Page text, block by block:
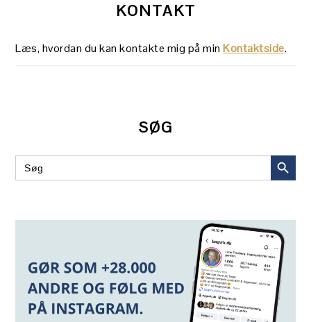
KONTAKT
Læs, hvordan du kan kontakte mig på minKontaktside.
SØG
Search
for:
SEARCH